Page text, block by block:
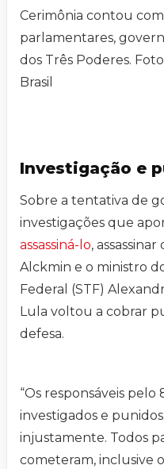
Cerimônia contou
parlamentares,
dos Três Poderes.
Brasil
Investigação e
Sobre a tentativa de
investigações que
assassiná-lo,
Alckmin e o ministro
Federal (STF)
Lula voltou a cobrar
defesa.
“Os responsáveis
investigados e
injustamente. Todos
cometeram, inclusive